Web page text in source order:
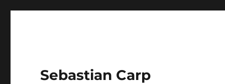
Sebastian Carp